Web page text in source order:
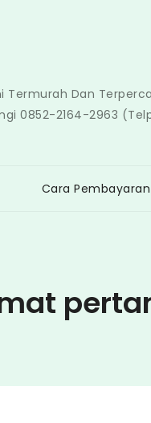
Termurah Dan
0852-2164-2963
Cara Pembayaran